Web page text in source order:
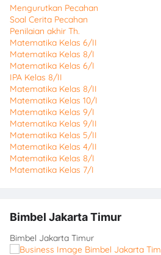
Mengurutkan Pecahan
Soal Cerita Pecahan
Penilaian akhir Th.
Matematika Kelas 6/II
Matematika Kelas 8/I
Matematika Kelas 6/I
IPA Kelas 8/II
Matematika Kelas 8/II
Matematika Kelas 10/I
Matematika Kelas 9/I
Matematika Kelas 9/II
Matematika Kelas 5/II
Matematika Kelas 4/II
Matematika Kelas 8/I
Matematika Kelas 7/I
Bimbel Jakarta Timur
Bimbel Jakarta Timur